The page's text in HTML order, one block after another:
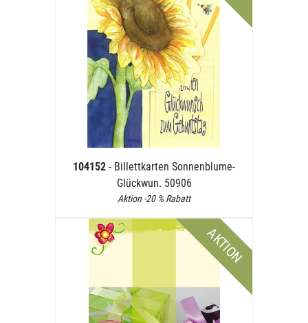
104152 - Billettkarten Sonnenblume-
Glückwun. 50906
Aktion -20 % Rabatt
AKTION